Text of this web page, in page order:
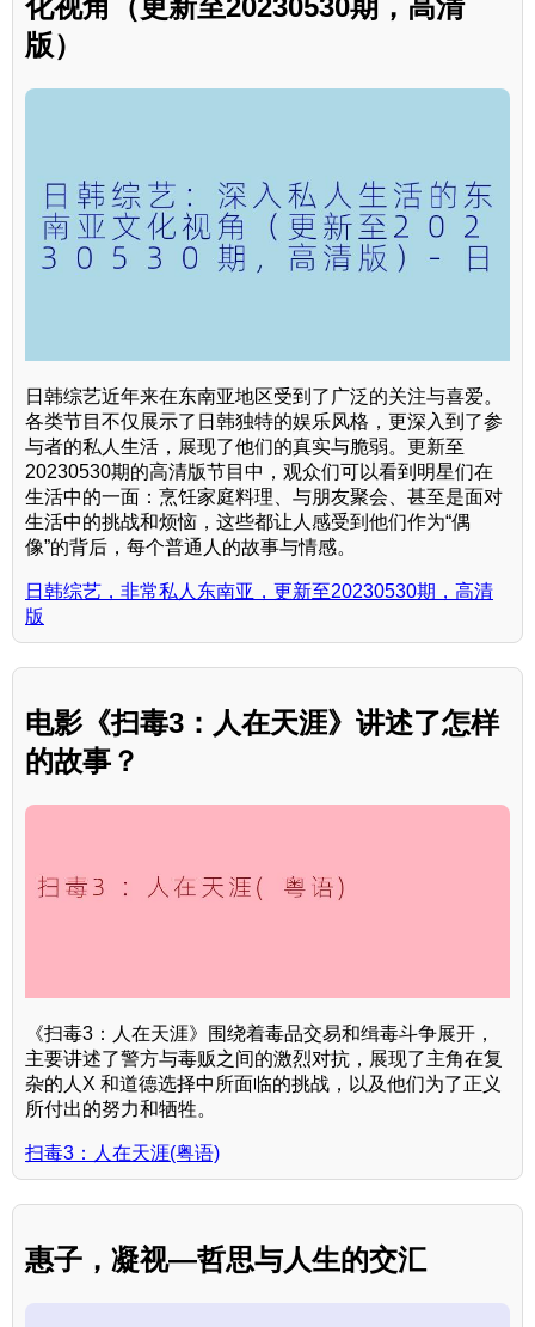
化视角（更新至20230530期，高清
版）
日韩综艺近年来在东南亚地区受到了广泛的关注与喜爱。
各类节目不仅展示了日韩独特的娱乐风格，更深入到了参
与者的私人生活，展现了他们的真实与脆弱。更新至
20230530期的高清版节目中，观众们可以看到明星们在
生活中的一面：烹饪家庭料理、与朋友聚会、甚至是面对
生活中的挑战和烦恼，这些都让人感受到他们作为“偶
像”的背后，每个普通人的故事与情感。
日韩综艺，非常私人东南亚，更新至20230530期，高清
版
电影《扫毒3：人在天涯》讲述了怎样
的故事？
《扫毒3：人在天涯》围绕着毒品交易和缉毒斗争展开，
主要讲述了警方与毒贩之间的激烈对抗，展现了主角在复
杂的人X 和道德选择中所面临的挑战，以及他们为了正义
所付出的努力和牺牲。
扫毒3：人在天涯(粤语)
惠子，凝视—哲思与人生的交汇